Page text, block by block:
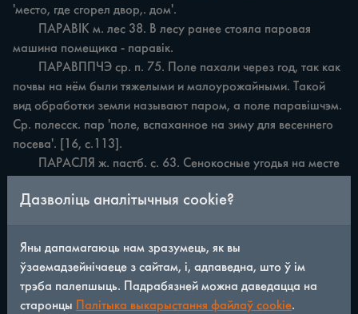
'место, где сгорел двор,. дом'.
машина помещика - паравік.
почвы на нём были тяжелыми и малоурожайными. Такой
вид обработки земли называют паром, а поле паравішчэм.
Ср. полесск. пар 'поле, вспаханное на зиму для весеннего
посева'. [16, с.113].
апеллятив парасля, Известный в мозырских говорах в
	ПАРАСТАНЬСКІ РОЎ м. лес 76. В лесу имеется
в нем перестала течь, что обусловило название
ПАРАСТАНБСКІ. См. также РОЎ.
Дазволіць аналітычныя cookie?
Яны дапамагаюць нам зразумець, як вы
ўзаемадзейнічаеце з сайтам, і, адпаведна, што ў ім
трэба палепшыць. Падрабязней можна даведацца на
старонцы
Палітыка выкарыстання файлаў cookie.